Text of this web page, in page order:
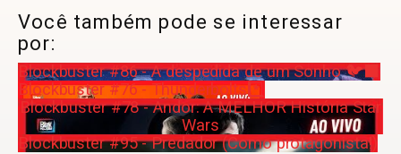
Você também pode se interessar
por:
Blockbuster #86 - A despedida de um Sonho 🐦‍⬛
Blockbuster #76 - Thunderbolts*️⃣
Blockbuster #78 - Andor: A MELHOR História Star
Wars
Blockbuster #95 - Predador (Como protagonista!)